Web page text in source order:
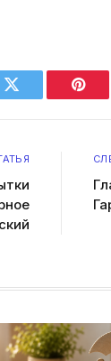
Twitter